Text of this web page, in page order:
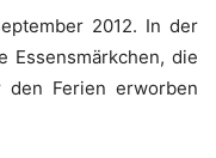
2012. In der
Essensmärkchen, die
Ferien erworben